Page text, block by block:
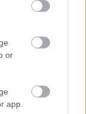
or
app.
gépek
annak a
frissítse fel